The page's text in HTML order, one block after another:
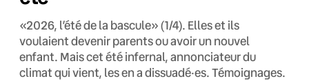
«2026, l’été de la bascule» (1/4). Elles et ils
voulaient devenir parents ou avoir un nouvel
enfant. Mais cet été infernal, annonciateur du
climat qui vient, les en a dissuadé·es. Témoignages.